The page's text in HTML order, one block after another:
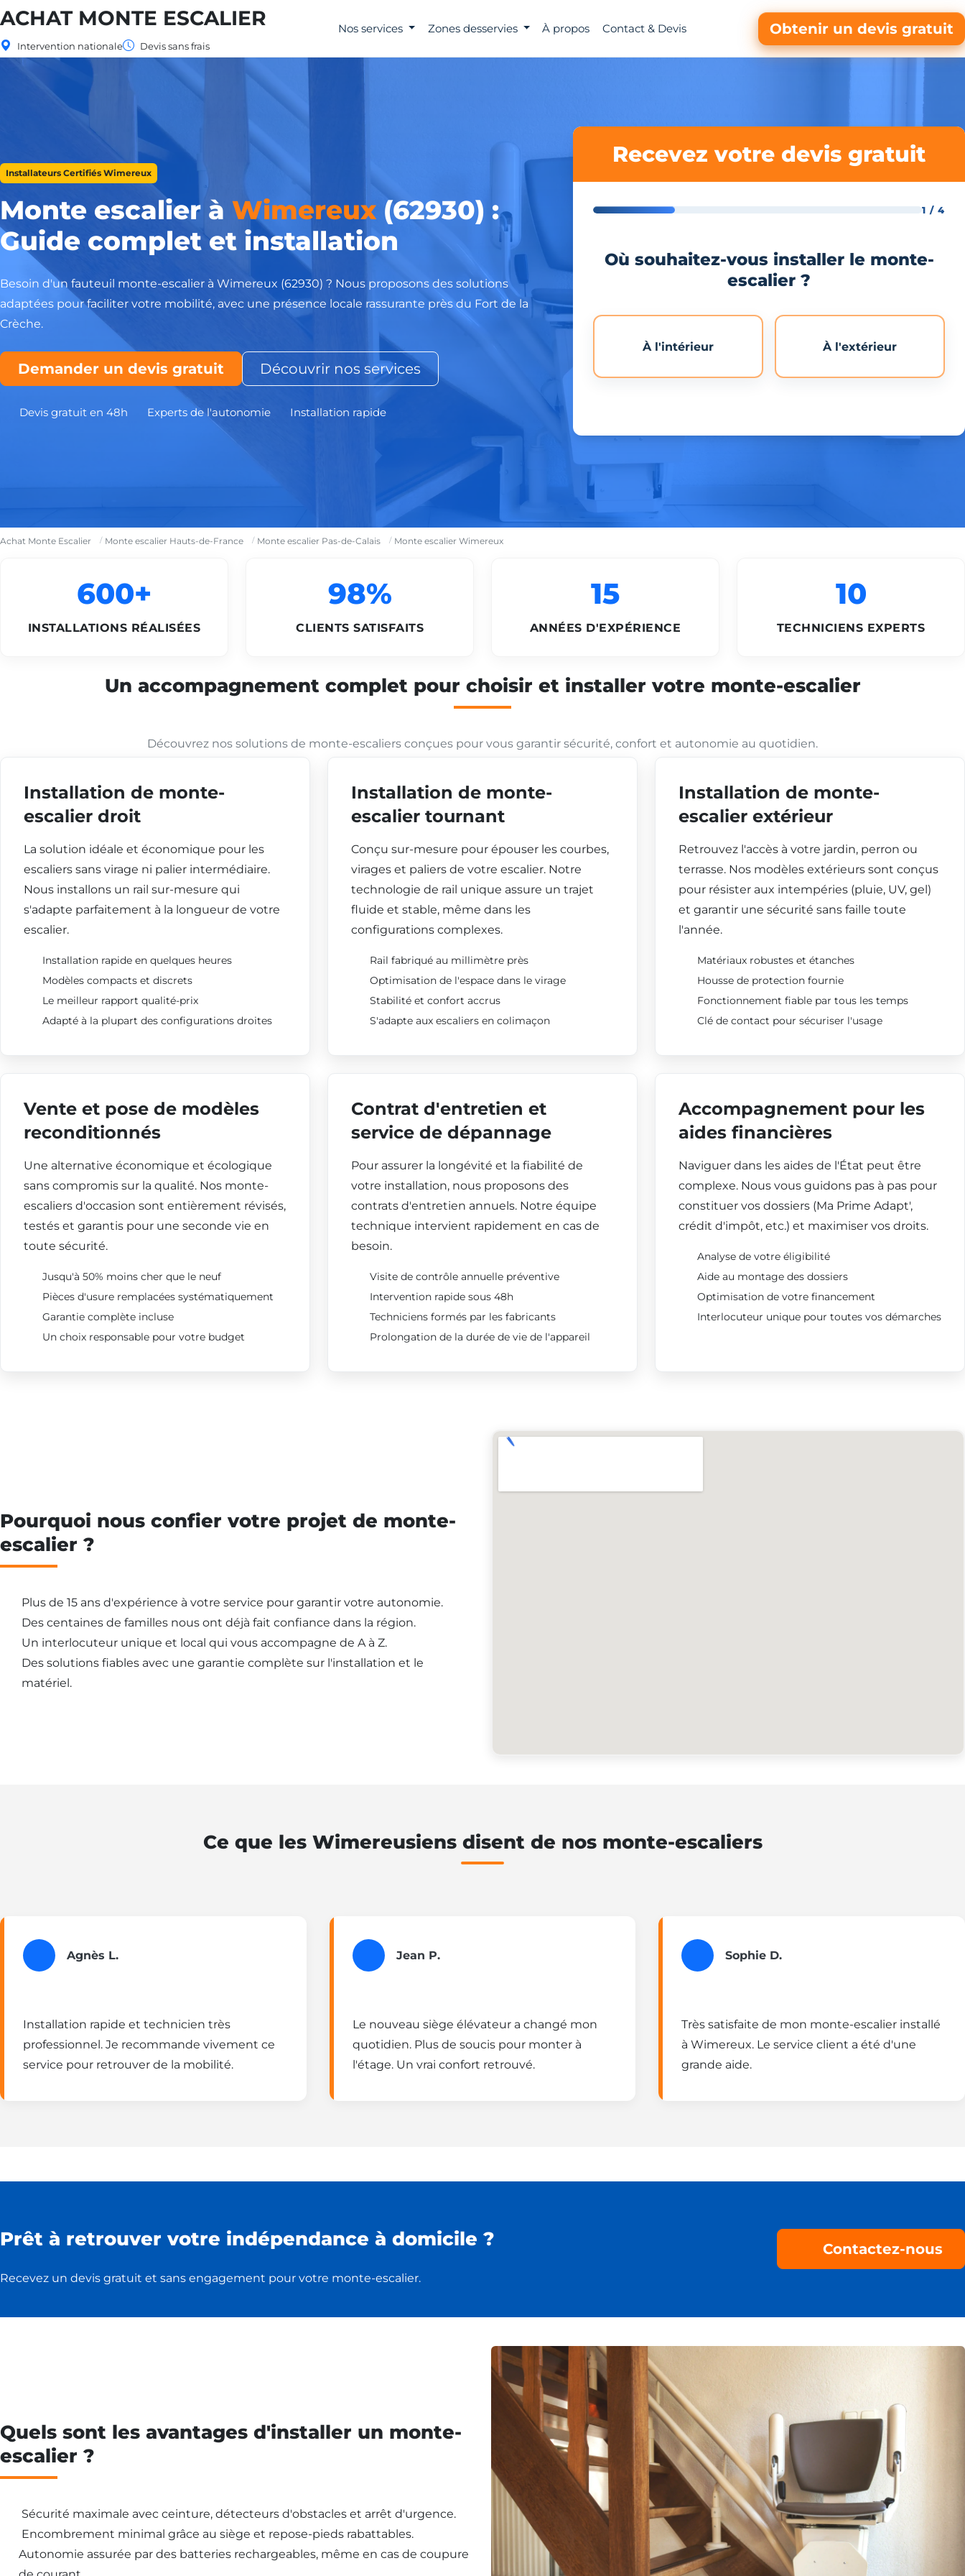
ACHAT MONTE ESCALIER
Intervention nationale Devis sans frais
Nos services Zones desservies À propos Contact & Devis Obtenir un devis gratuit
Installateurs Certifiés Wimereux
Monte escalier à Wimereux (62930) :
Guide complet et installation
Besoin d'un fauteuil monte-escalier à Wimereux (62930) ? Nous proposons des solutions
adaptées pour faciliter votre mobilité, avec une présence locale rassurante près du Fort de la
Crèche.
Demander un devis gratuit Découvrir nos services
Devis gratuit en 48h Experts de l'autonomie Installation rapide
Recevez votre devis gratuit
1 / 4
Où souhaitez-vous installer le monte-
escalier ?
À l'intérieur À l'extérieur
Achat Monte Escalier Monte escalier Hauts-de-France Monte escalier Pas-de-Calais Monte escalier Wimereux
600+
INSTALLATIONS RÉALISÉES
98%
CLIENTS SATISFAITS
15
ANNÉES D'EXPÉRIENCE
10
TECHNICIENS EXPERTS
Un accompagnement complet pour choisir et installer votre monte-escalier
Découvrez nos solutions de monte-escaliers conçues pour vous garantir sécurité, confort et autonomie au quotidien.
Installation de monte-
escalier droit
La solution idéale et économique pour les
escaliers sans virage ni palier intermédiaire.
Nous installons un rail sur-mesure qui
s'adapte parfaitement à la longueur de votre
escalier.
Installation rapide en quelques heures
Modèles compacts et discrets
Le meilleur rapport qualité-prix
Adapté à la plupart des configurations droites
Installation de monte-
escalier tournant
Conçu sur-mesure pour épouser les courbes,
virages et paliers de votre escalier. Notre
technologie de rail unique assure un trajet
fluide et stable, même dans les
configurations complexes.
Rail fabriqué au millimètre près
Optimisation de l'espace dans le virage
Stabilité et confort accrus
S'adapte aux escaliers en colimaçon
Installation de monte-
escalier extérieur
Retrouvez l'accès à votre jardin, perron ou
terrasse. Nos modèles extérieurs sont conçus
pour résister aux intempéries (pluie, UV, gel)
et garantir une sécurité sans faille toute
l'année.
Matériaux robustes et étanches
Housse de protection fournie
Fonctionnement fiable par tous les temps
Clé de contact pour sécuriser l'usage
Vente et pose de modèles
reconditionnés
Une alternative économique et écologique
sans compromis sur la qualité. Nos monte-
escaliers d'occasion sont entièrement révisés,
testés et garantis pour une seconde vie en
toute sécurité.
Jusqu'à 50% moins cher que le neuf
Pièces d'usure remplacées systématiquement
Garantie complète incluse
Un choix responsable pour votre budget
Contrat d'entretien et
service de dépannage
Pour assurer la longévité et la fiabilité de
votre installation, nous proposons des
contrats d'entretien annuels. Notre équipe
technique intervient rapidement en cas de
besoin.
Visite de contrôle annuelle préventive
Intervention rapide sous 48h
Techniciens formés par les fabricants
Prolongation de la durée de vie de l'appareil
Accompagnement pour les
aides financières
Naviguer dans les aides de l'État peut être
complexe. Nous vous guidons pas à pas pour
constituer vos dossiers (Ma Prime Adapt',
crédit d'impôt, etc.) et maximiser vos droits.
Analyse de votre éligibilité
Aide au montage des dossiers
Optimisation de votre financement
Interlocuteur unique pour toutes vos démarches
Pourquoi nous confier votre projet de monte-
escalier ?
Plus de 15 ans d'expérience à votre service pour garantir votre autonomie.
Des centaines de familles nous ont déjà fait confiance dans la région.
Un interlocuteur unique et local qui vous accompagne de A à Z.
Des solutions fiables avec une garantie complète sur l'installation et le
matériel.
Ce que les Wimereusiens disent de nos monte-escaliers
Agnès L.
Installation rapide et technicien très
professionnel. Je recommande vivement ce
service pour retrouver de la mobilité.
Jean P.
Le nouveau siège élévateur a changé mon
quotidien. Plus de soucis pour monter à
l'étage. Un vrai confort retrouvé.
Sophie D.
Très satisfaite de mon monte-escalier installé
à Wimereux. Le service client a été d'une
grande aide.
Prêt à retrouver votre indépendance à domicile ?
Recevez un devis gratuit et sans engagement pour votre monte-escalier.
Contactez-nous
Quels sont les avantages d'installer un monte-
escalier ?
Sécurité maximale avec ceinture, détecteurs d'obstacles et arrêt d'urgence.
Encombrement minimal grâce au siège et repose-pieds rabattables.
Autonomie assurée par des batteries rechargeables, même en cas de coupure